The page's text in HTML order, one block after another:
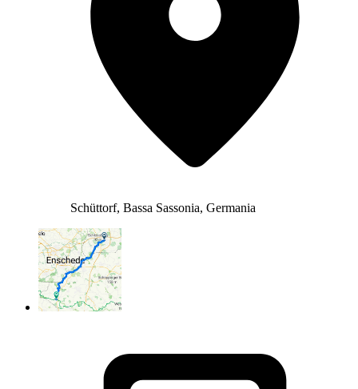
Schüttorf, Bassa Sassonia, Germania